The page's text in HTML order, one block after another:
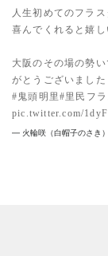
人生初めてのフラ
喜んでくれると嬉
大阪のその場の勢
がとうございまし
#鬼頭明里 #里民フ
pic.twitter.com/
— 火輪咲（白帽子のさき